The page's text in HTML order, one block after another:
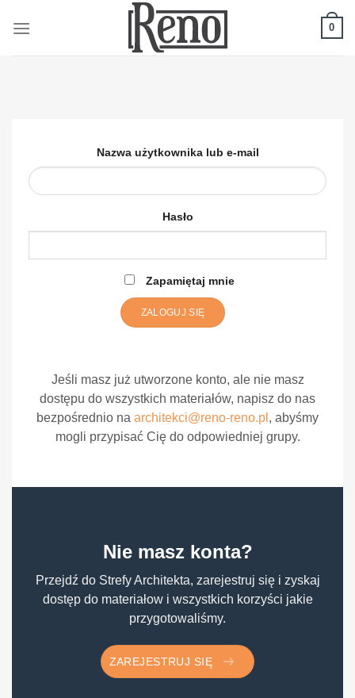
0
Nazwa użytkownika lub e-mail
Hasło
Zapamiętaj mnie
Jeśli masz już utworzone konto, ale nie masz
dostępu do wszystkich materiałów, napisz do nas
bezpośrednio na architekci@reno-reno.pl , abyśmy
mogli przypisać Cię do odpowiedniej grupy.
Nie masz konta?
Przejdź do Strefy Architekta, zarejestruj się i zyskaj
dostęp do materiałow i wszystkich korzyści jakie
przygotowaliśmy.
ZAREJESTRUJ SIĘ